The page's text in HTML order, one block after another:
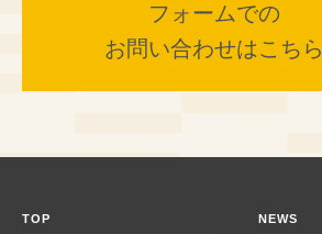
フォームでの
お問い合わせはこちら
TOP NEWS